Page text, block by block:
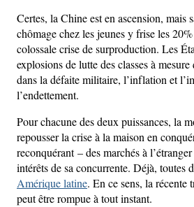
Certes, la Chine est en ascension, mais
chômage chez les jeunes y frise les
colossale crise de surproduction. Les
explosions de lutte des classes à mesure
dans la défaite militaire, l’inflation et
l’endettement.
Pour chacune des deux puissances, la
repousser la crise à la maison en
reconquérant – des marchés à
intérêts de sa concurrente. Déjà, toutes
Amérique latine. En ce sens, la
peut être rompue à tout instant.